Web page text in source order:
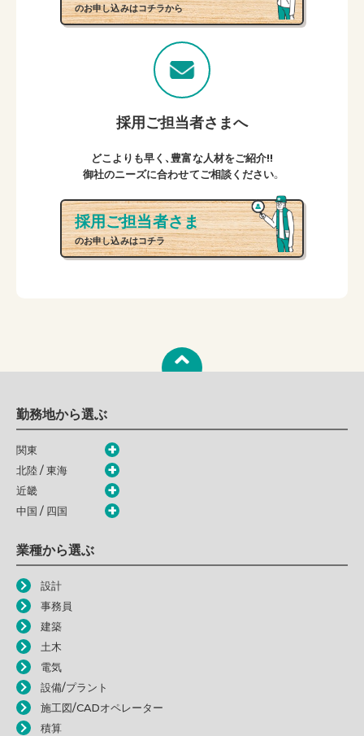
のお申し込みはコチラから
採用ご担当者さまへ
どこよりも早く、豊富な人材をご紹介!!
御社のニーズに合わせてご相談ください。
採用ご担当者さま
のお申し込みはコチラ
勤務地から選ぶ
関東
北陸 / 東海
近畿
中国 / 四国
業種から選ぶ
設計
事務員
建築
土木
電気
設備/プラント
施工図/CADオペレーター
積算